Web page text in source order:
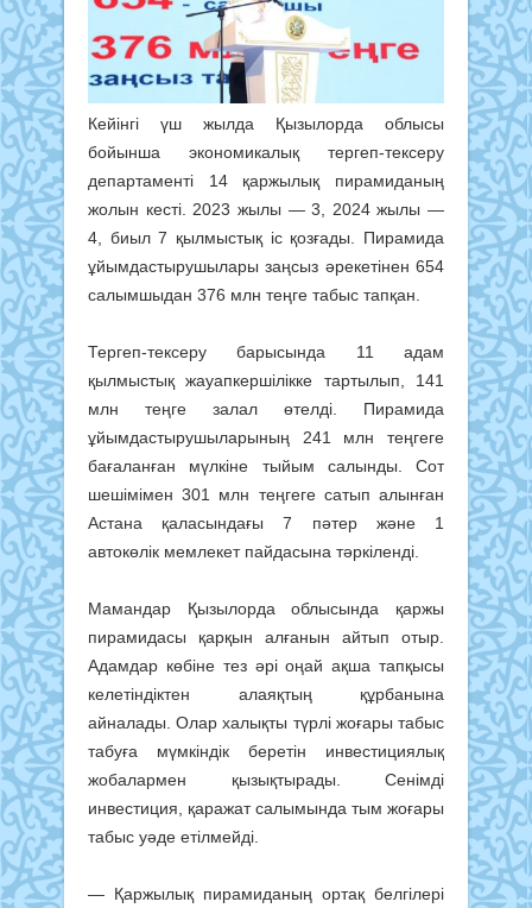
Кейінгі үш жылда Қызылорда облысы
бойынша экономикалық тергеп-тексеру
департаменті 14 қаржылық пирамиданың
жолын кесті. 2023 жылы — 3, 2024 жылы —
4, биыл 7 қылмыстық іс қозғады. Пирамида
ұйымдастырушылары заңсыз әрекетінен 654
салымшыдан 376 млн теңге табыс тапқан.
Тергеп-тексеру барысында 11 адам
қылмыстық жауапкершілікке тартылып, 141
млн теңге залал өтелді. Пирамида
ұйымдастырушыларының 241 млн теңгеге
бағаланған мүлкіне тыйым салынды. Сот
шешімімен 301 млн теңгеге сатып алынған
Астана қаласындағы 7 пәтер және 1
автокөлік мемлекет пайдасына тәркіленді.
Мамандар Қызылорда облысында қаржы
пирамидасы қарқын алғанын айтып отыр.
Адамдар көбіне тез әрі оңай ақша тапқысы
келетіндіктен алаяқтың құрбанына
айналады. Олар халықты түрлі жоғары табыс
табуға мүмкіндік беретін инвестициялық
жобалармен қызықтырады. Сенімді
инвестиция, қаражат салымында тым жоғары
табыс уәде етілмейді.
— Қаржылық пирамиданың ортақ белгілері